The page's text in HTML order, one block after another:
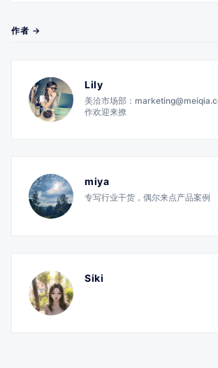
作者 →
Lily
美洽市场部：
作欢迎来撩
miya
专写行业干货，偶尔来点产品案例
Siki